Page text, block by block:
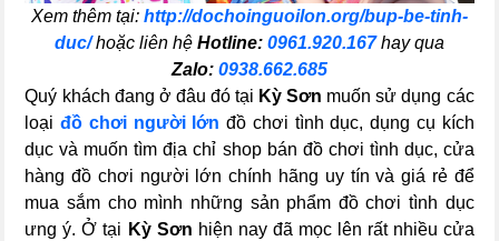
Xem thêm tại: http://dochoinguoilon.org/bup-be-tinh-
duc/hoặc liên hệ Hotline: 0961.920.167hay qua
Zalo: 0938.662.685
Quý khách đang ở đâu đó tại Kỳ Sơn muốn sử dụng các
loạiđồ chơi người lớn đồ chơi tình dục, dụng cụ kích
dục và muốn tìm địa chỉ shop bán đồ chơi tình dục, cửa
hàng đồ chơi người lớn chính hãng uy tín và giá rẻ để
mua sắm cho mình những sản phẩm đồ chơi tình dục
ưng ý. Ở tại Kỳ Sơn hiện nay đã mọc lên rất nhiều cửa